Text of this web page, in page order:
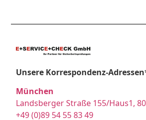
Unsere Korrespondenz-
München
Landsberger Straße 155/Haus1,
+49 (0)89 54 55 83 49